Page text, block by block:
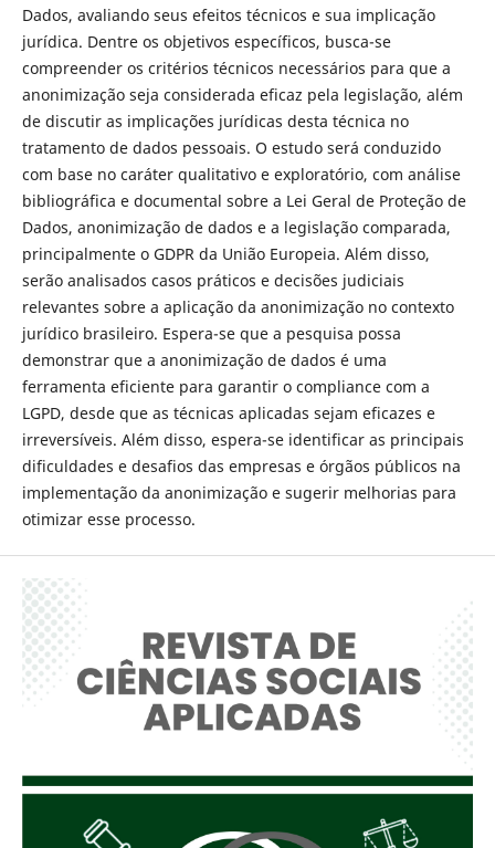
Dados, avaliando seus efeitos técnicos e sua implicação
jurídica. Dentre os objetivos específicos, busca-se
compreender os critérios técnicos necessários para que a
anonimização seja considerada eficaz pela legislação, além
de discutir as implicações jurídicas desta técnica no
tratamento de dados pessoais. O estudo será conduzido
com base no caráter qualitativo e exploratório, com análise
bibliográfica e documental sobre a Lei Geral de Proteção de
Dados, anonimização de dados e a legislação comparada,
principalmente o GDPR da União Europeia. Além disso,
serão analisados casos práticos e decisões judiciais
relevantes sobre a aplicação da anonimização no contexto
jurídico brasileiro. Espera-se que a pesquisa possa
demonstrar que a anonimização de dados é uma
ferramenta eficiente para garantir o compliance com a
LGPD, desde que as técnicas aplicadas sejam eficazes e
irreversíveis. Além disso, espera-se identificar as principais
dificuldades e desafios das empresas e órgãos públicos na
implementação da anonimização e sugerir melhorias para
otimizar esse processo.